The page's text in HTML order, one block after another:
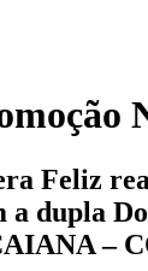
Feliz
dupla
–